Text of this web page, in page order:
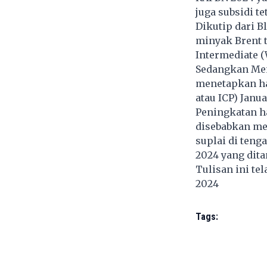
juga subsidi
Dikutip dari
minyak Brent
Intermediate
Sedangkan
menetapkan
atau ICP)
Peningkatan
disebabkan
suplai di
2024 yang
Tulisan ini
2024
Tags: